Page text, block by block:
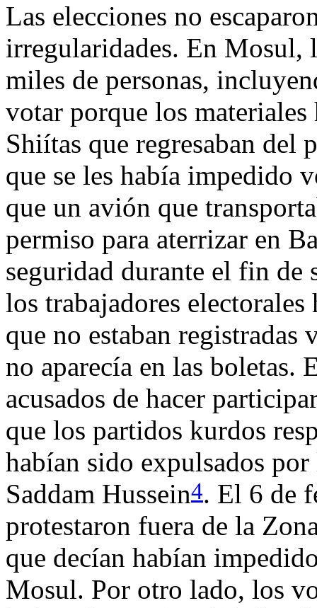
Las elecciones no
irregularidades. En Mosul,
miles de personas,
votar porque los
Shiítas que regresaban del
que se les había impedido
que un avión que
permiso para aterrizar en
seguridad durante el fin de
los trabajadores
que no estaban
no aparecía en las
acusados de hacer
que los partidos kurdos
habían sido expulsados
Saddam Hussein4. El 6 de
protestaron fuera de la
que decían habían
Mosul. Por otro lado, los